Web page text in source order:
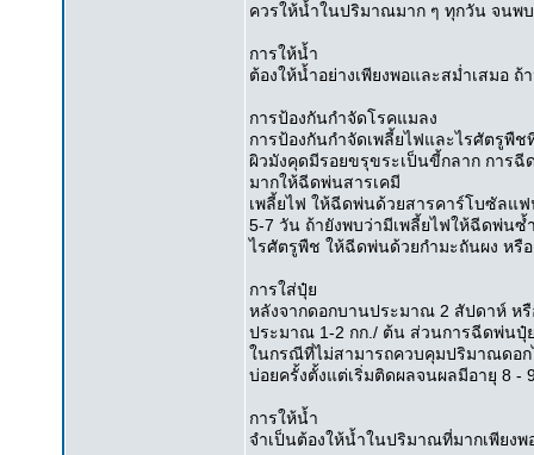
ควรให้น้ำในปริมาณมาก ๆ ทุกวัน จนพ
การให้น้ำ
ต้องให้น้ำอย่างเพียงพอและสม่ำเสมอ
การป้องกันกำจัดโรคแมลง
การป้องกันกำจัดเพลี้ยไฟและไรศัตรูพื
ผิวมังคุดมีรอยขรุขระเป็นขี้กลาก การ
มากให้ฉีดพ่นสารเคมี
เพลี้ยไฟ ให้ฉีดพ่นด้วยสารคาร์โบซัลแ
5-7 วัน ถ้ายังพบว่ามีเพลี้ยไฟให้ฉีดพ่น
ไรศัตรูพืช ให้ฉีดพ่นด้วยกำมะถันผง หรื
การใส่ปุ๋ย
หลังจากดอกบานประมาณ 2 สัปดาห์ ห
ประมาณ 1-2 กก./ ต้น ส่วนการฉีดพ่นปุ๋
ในกรณีที่ไม่สามารถควบคุมปริมาณดอ
บ่อยครั้งตั้งแต่เริ่มติดผลจนผลมีอายุ 8 -
การให้น้ำ
จำเป็นต้องให้น้ำในปริมาณที่มากเพียง